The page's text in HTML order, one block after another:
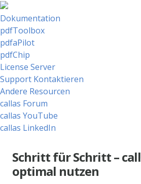
Dokumentation
pdfToolbox
pdfaPilot
pdfChip
License Server
Support Kontaktieren
Andere Resourcen
callas Forum
callas YouTube
callas LinkedIn
Schritt für Schritt –
optimal nutzen